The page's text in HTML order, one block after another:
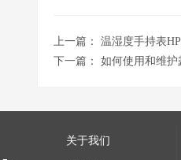
上一篇： 温湿度手持表
下一篇： 如何使用和维护
关于我们